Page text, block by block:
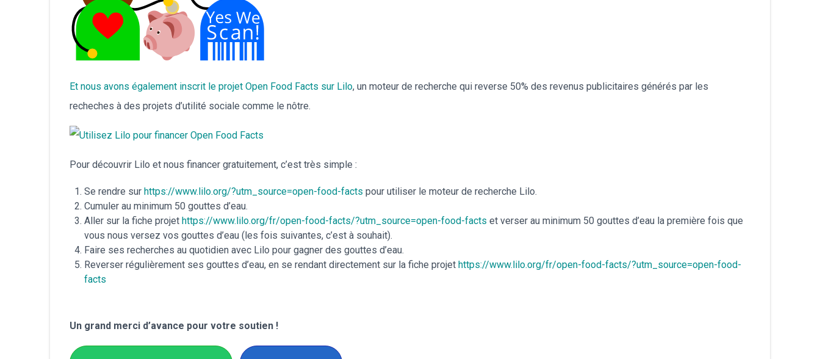
Et nous avons également inscrit le projet Open Food Facts sur Lilo, un moteur de recherche qui reverse 50% des revenus publicitaires générés par les
recheches à des projets d’utilité sociale comme le nôtre.
Pour découvrir Lilo et nous financer gratuitement, c’est très simple :
Se rendre surhttps://www.lilo.org/?utm_source=open-food-facts pour utiliser le moteur de recherche Lilo.
Cumuler au minimum 50 gouttes d’eau.
Aller sur la fiche projethttps://www.lilo.org/fr/open-food-facts/?utm_source=open-food-facts et verser au minimum 50 gouttes d’eau la première fois que
vous nous versez vos gouttes d’eau (les fois suivantes, c’est à souhait).
Faire ses recherches au quotidien avec Lilo pour gagner des gouttes d’eau.
Reverser régulièrement ses gouttes d’eau, en se rendant directement sur la fiche projethttps://www.lilo.org/fr/open-food-facts/?utm_source=open-food-
facts
Un grand merci d’avance pour votre soutien !